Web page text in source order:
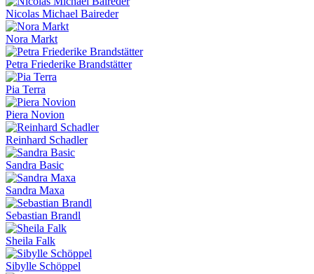
Nicolas Michael Baireder
Nora Markt
Petra Friederike Brandstätter
Pia Terra
Piera Novion
Reinhard Schadler
Sandra Basic
Sandra Maxa
Sebastian Brandl
Sheila Falk
Sibylle Schöppel